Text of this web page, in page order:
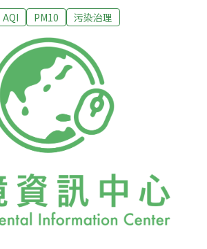
高於WHO的上限，台灣的標準目前仍
下修在AQI中的分級標準。葉光芃以今
14日麥寮測站的數據來比較，10月30
為171微克，舊制PSI因此呈現「紅色
日，PM10小時濃度高達340微克，
「橘色敏感族群不良」。這樣的倒
重的事實，恐將使民眾失去戒心。
於10微米的粒狀污染物， 除了自然生
呼吸道疾病和心血管疾病等。因
AQI PM10 污染治理